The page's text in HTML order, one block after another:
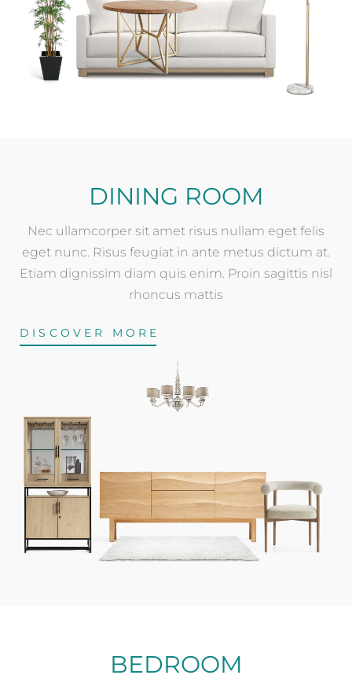
DINING ROOM
Nec ullamcorper sit amet risus nullam eget felis
eget nunc. Risus feugiat in ante metus dictum at.
Etiam dignissim diam quis enim. Proin sagittis nisl
rhoncus mattis
DISCOVER MORE
BEDROOM